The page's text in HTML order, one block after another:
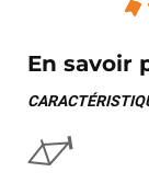
En savoir